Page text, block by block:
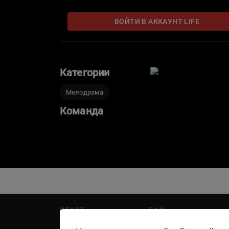
Кого выберет Таня — того, кто ей помог в
ВОЙТИ В АККАУНТ LIFE
Категории
Мелодрама
Команда
START
FAQ